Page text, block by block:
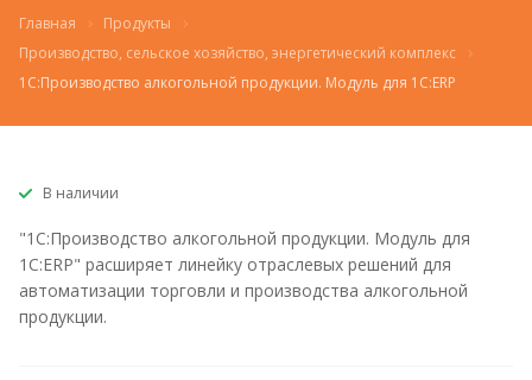
Главная
Продукты
Производство, сельское хозяйство, энергетический комплекс
1С:Производство алкогольной продукции. Модуль для 1С:ERP
В наличии
"1С:Производство алкогольной продукции. Модуль для
1С:ERP" расширяет линейку отраслевых решений для
автоматизации торговли и производства алкогольной
продукции.